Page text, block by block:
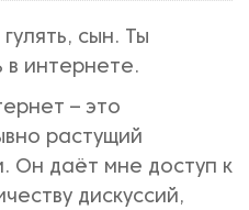
сын. Ты
в интернете.
– это
растущий
Он даёт мне доступ к
дискуссий,